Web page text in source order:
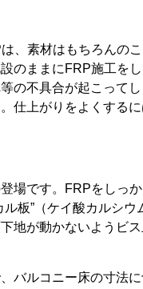
、素材はもちろんの
のままにFRP施工を
の不具合が起こって
仕上がりをよくする
場です。FRPをしっ
ル板”（ケイ酸カルシウ
地が動かないようビ
バルコニー床の寸法